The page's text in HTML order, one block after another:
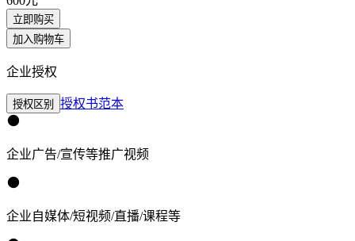
立即购买
加入购物车
企业授权
授权区别 授权书范本
企业广告/宣传等推广视频
企业自媒体/短视频/直播/课程等